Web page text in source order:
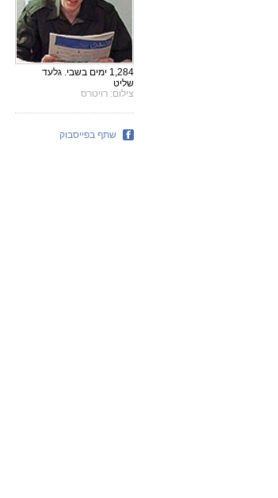
1,284 ימים בשבי. גלעד
שליט
צילום: רויטרס
שתף בפייסבוק